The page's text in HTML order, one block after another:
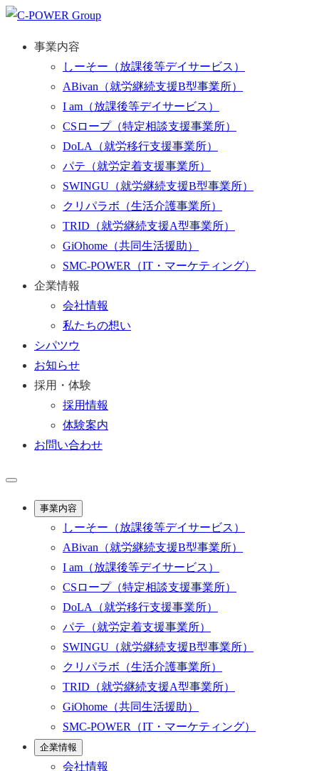
事業内容
しーそー （放課後等デイサービス）
ABivan （就労継続支援B型事業所）
I am （放課後等デイサービス）
CSロープ（特定相談支援事業所）
DoLA
（就労移行支援事業所）
パテ （就労定着支援事業所）
SWINGU （就労継続支援B型事業所）
クリパラボ （生活介護事業所）
TRID （就労継続支援A型事業所）
GiOhome （共同生活援助）
SMC-POWER
（IT・マーケティング）
企業情報
会社情報
私たちの想い
シパツウ
お知らせ
採用・体験
採用情報
体験案内
お問い合わせ
事業内容
しーそー （放課後等デイサービス）
ABivan （就労継続支援B型事業所）
I am （放課後等デイサービス）
CSロープ（特定相談支援事業所）
DoLA
（就労移行支援事業所）
パテ （就労定着支援事業所）
SWINGU （就労継続支援B型事業所）
クリパラボ （生活介護事業所）
TRID （就労継続支援A型事業所）
GiOhome （共同生活援助）
SMC-POWER
（IT・マーケティング）
企業情報
会社情報